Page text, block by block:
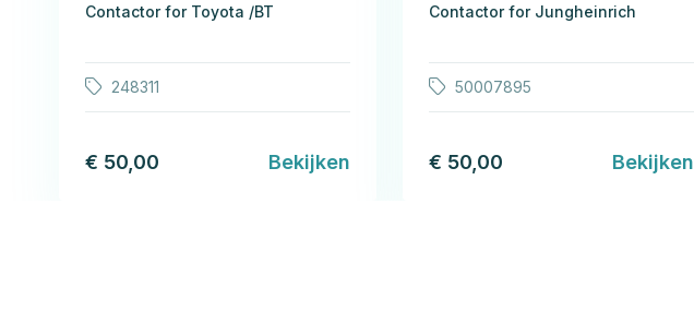
Contactor for Toyota /BT
248311
€ 50,00 Bekijken
Contactor for Jungheinrich
50007895
€ 50,00 Bekijken